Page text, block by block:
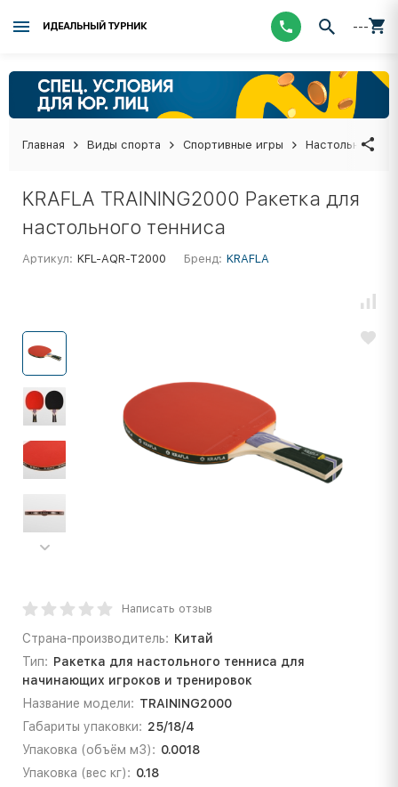
ИДЕАЛЬНЫЙ ТУРНИК ---
Главная Виды спорта Спортивные игры Настольный
KRAFLA TRAINING2000 Ракетка для
настольного тенниса
Артикул: KFL-AQR-T2000 Бренд: KRAFLA
Написать отзыв
Страна-производитель: Китай
Тип: Ракетка для настольного тенниса для
начинающих игроков и тренировок
Название модели: TRAINING2000
Габариты упаковки: 25/18/4
Упаковка (объём м3): 0.0018
Упаковка (вес кг): 0.18